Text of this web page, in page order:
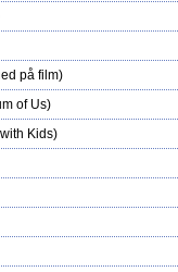
på film)
of Us)
Kids)